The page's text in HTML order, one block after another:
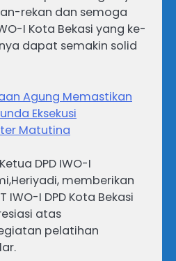
rekan dan semoga
I Kota Bekasi yang ke-
dapat semakin solid
Agung Memastikan
Eksekusi
Matutina
DPD IWO-I
memberikan
I DPD Kota Bekasi
atas
pelatihan